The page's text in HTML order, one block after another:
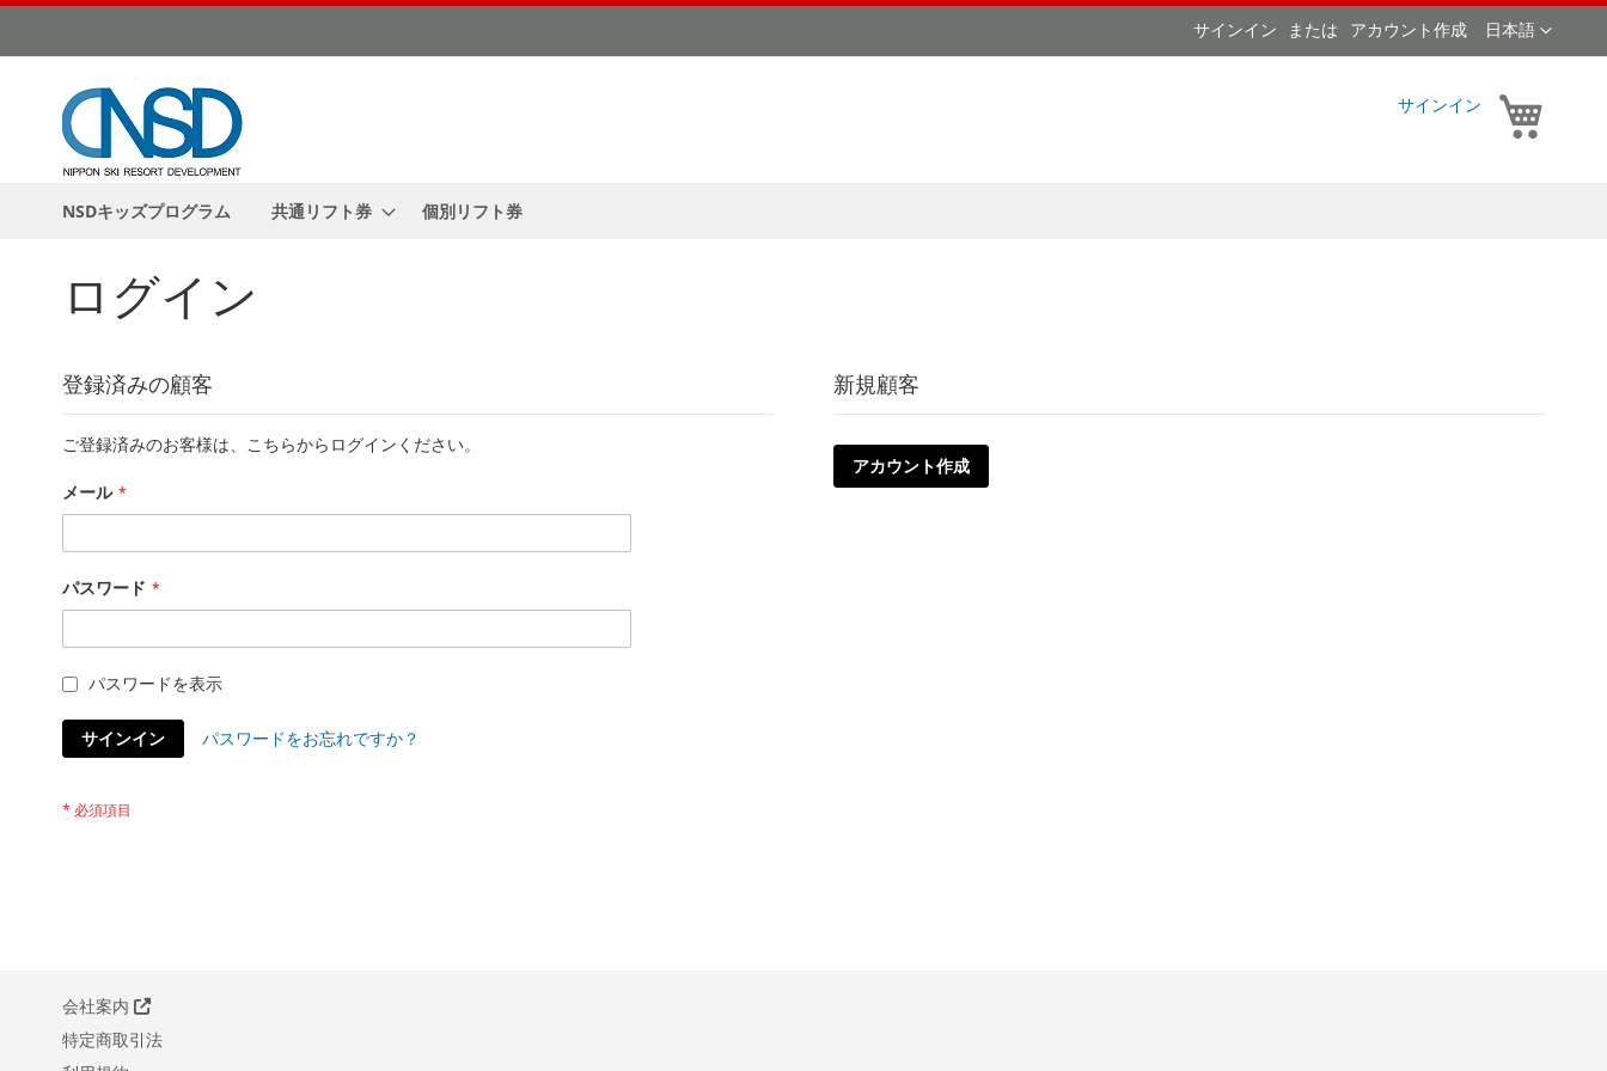
ン
ン
ツ
に
ス
ッ
言
語
日本語
サインイン アカウント作成
サインイン
NSDキッズプログラム 共通リフト券 個別リフト券
ログイン
登録済みの顧客
ご登録済みのお客様は、こちらからログインください。
メール
パスワード
パスワードを表示
サインイン パスワードをお忘れですか？
新規顧客
アカウント作成
会社案内
特定商取引法